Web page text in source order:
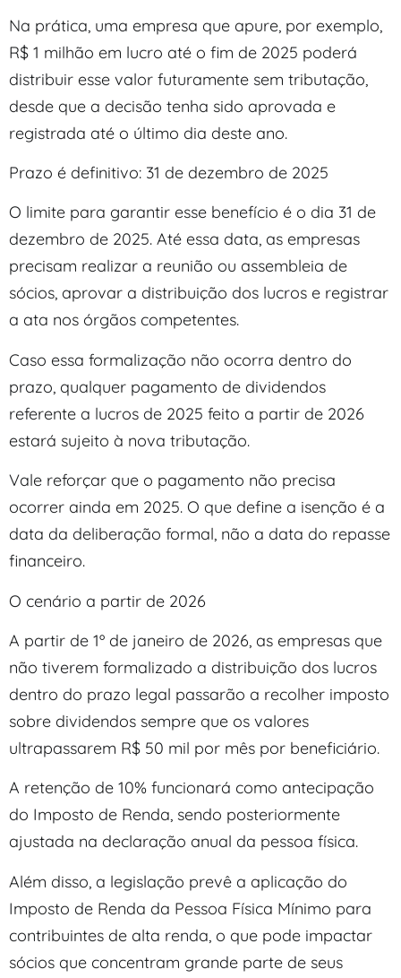
Na prática, uma empresa que apure, por exemplo,
R$ 1 milhão em lucro até o fim de 2025 poderá
distribuir esse valor futuramente sem tributação,
desde que a decisão tenha sido aprovada e
registrada até o último dia deste ano.
Prazo é definitivo: 31 de dezembro de 2025
O limite para garantir esse benefício é o dia 31 de
dezembro de 2025. Até essa data, as empresas
precisam realizar a reunião ou assembleia de
sócios, aprovar a distribuição dos lucros e registrar
a ata nos órgãos competentes.
Caso essa formalização não ocorra dentro do
prazo, qualquer pagamento de dividendos
referente a lucros de 2025 feito a partir de 2026
estará sujeito à nova tributação.
Vale reforçar que o pagamento não precisa
ocorrer ainda em 2025. O que define a isenção é a
data da deliberação formal, não a data do repasse
financeiro.
O cenário a partir de 2026
A partir de 1º de janeiro de 2026, as empresas que
não tiverem formalizado a distribuição dos lucros
dentro do prazo legal passarão a recolher imposto
sobre dividendos sempre que os valores
ultrapassarem R$ 50 mil por mês por beneficiário.
A retenção de 10% funcionará como antecipação
do Imposto de Renda, sendo posteriormente
ajustada na declaração anual da pessoa física.
Além disso, a legislação prevê a aplicação do
Imposto de Renda da Pessoa Física Mínimo para
contribuintes de alta renda, o que pode impactar
sócios que concentram grande parte de seus